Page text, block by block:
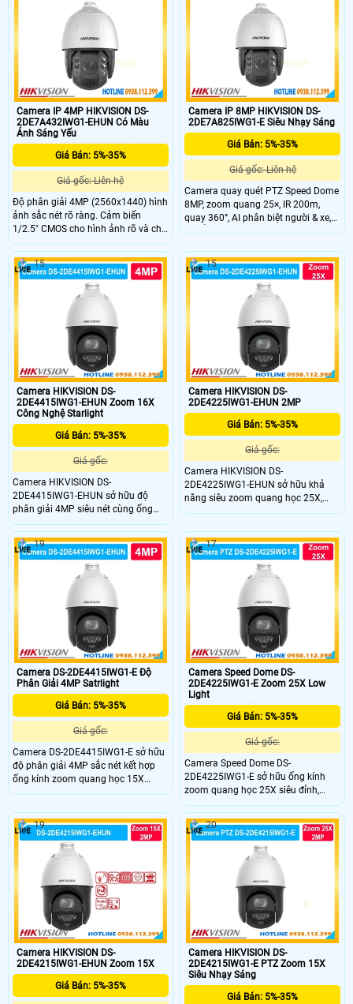
Camera IP 4MP HIKVISION DS-
2DE7A432IWG1-EHUN Có Màu
Ánh Sáng Yếu
Giá Bán: 5%-35%
Giá gốc: Liên hệ
Độ phân giải 4MP (2560x1440) hình
ảnh sắc nét rõ ràng. Cảm biến
1/2.5" CMOS cho hình ảnh rõ và chi
tiết tốt. Zoom quang 32X quan sát
xa rõ nét trong mọi điều kiện. Hồng
ngoại 200m hỗ trợ giám sát ban
đêm hiệu quả cao.
Camera IP 8MP HIKVISION DS-
2DE7A825IWG1-E Siêu Nhạy Sáng
Giá Bán: 5%-35%
Giá gốc: Liên hệ
Camera quay quét PTZ Speed Dome
8MP, zoom quang 25×, IR 200m,
quay 360°, AI phân biệt người & xe,
chuẩn IP67 ngoài trời.
Camera HIKVISION DS-
2DE4415IWG1-EHUN Zoom 16X
Công Nghệ Starlight
Giá Bán: 5%-35%
Giá gốc:
Camera HIKVISION DS-
2DE4415IWG1-EHUN sở hữu độ
phân giải 4MP siêu nét cùng ống
kính zoom quang học 15X mạnh
mẽ, cho phép bắt trọn mọi chi tiết ở
khoảng cách rất xa. DS-
2DE4415IWG1-EHUN quay quét
phân khúc cao cấp này mang lại
giải pháp giám sát diện rộng lý
tưởng cho các nhà xưởng, bến bãi
hay khu đô thị lớn.
15
Camera HIKVISION DS-
2DE4225IWG1-EHUN 2MP
Giá Bán: 5%-35%
Giá gốc:
Camera HIKVISION DS-
2DE4225IWG1-EHUN sở hữu khả
năng siêu zoom quang học 25X,
cho phép quan sát rõ nét từng chi
bị giám sát đỉnh cao này mang lại
giải pháp quản lý không gian diện
rộng hoàn hảo cho các khu công
nghiệp, bãi xe hay dự án giao thông.
15
Camera DS-2DE4415IWG1-E Độ
Phân Giải 4MP Satrlight
Giá Bán: 5%-35%
Giá gốc:
Camera DS-2DE4415IWG1-E sở hữu
độ phân giải 4MP sắc nét kết hợp
ống kính zoom quang học 15X
mạnh mẽ, giúp theo dõi chi tiết mọi
giám sát quay quét cao cấp này
mang lại giải pháp bảo vệ tối ưu
cho các khu vực diện rộng như nhà
xưởng, bến bãi hay khu đô thị.
19
Camera Speed Dome DS-
2DE4225IWG1-E Zoom 25X Low
Light
Giá Bán: 5%-35%
Giá gốc:
Camera Speed Dome DS-
2DE4225IWG1-E sở hữu ống kính
zoom quang học 25X siêu đỉnh,
giúp bạn phóng to mọi chi tiết ở
khoảng cách xa một cách rõ nét.
Thiết bị giám sát phân khúc cao cấp
này mang lại khả năng quan sát
không góc chết, bảo vệ toàn diện
cho các công trình lớn, bãi xe hay
nhà xưởng của bạn.
17
Camera HIKVISION DS-
2DE4215IWG1-EHUN Zoom 15X
Giá Bán: 5%-35%
19
Camera HIKVISION DS-
2DE4215IWG1-E PTZ Zoom 15X
Siêu Nhạy Sáng
Giá Bán: 5%-35%
20